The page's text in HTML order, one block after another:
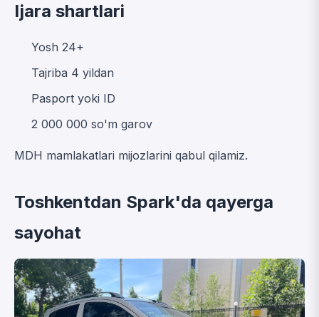
Ijara shartlari
Yosh 24+
Tajriba 4 yildan
Pasport yoki ID
2 000 000 so'm garov
MDH mamlakatlari mijozlarini qabul qilamiz.
Toshkentdan Spark'da qayerga
sayohat